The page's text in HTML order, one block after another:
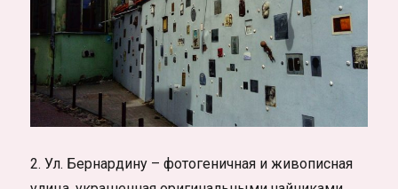
2. Ул. Бернардину – фотогеничная и живописная